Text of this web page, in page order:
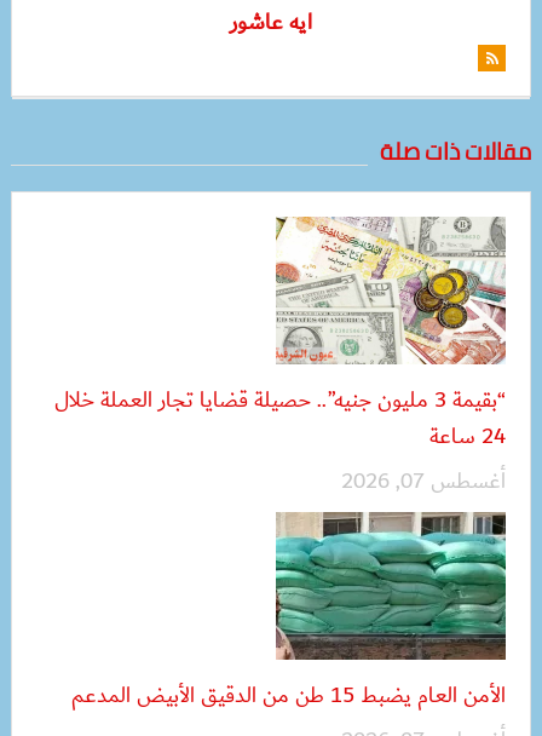
ايه عاشور
مقالات ذات صلة
“بقيمة 3 مليون جنيه”.. حصيلة قضايا تجار العملة خلال
24 ساعة
أغسطس 07, 2026
الأمن العام يضبط 15 طن من الدقيق الأبيض المدعم